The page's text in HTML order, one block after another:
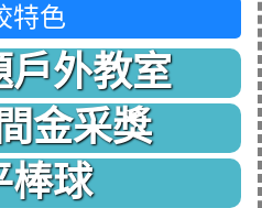
特色
戶外教室
金采獎
棒球